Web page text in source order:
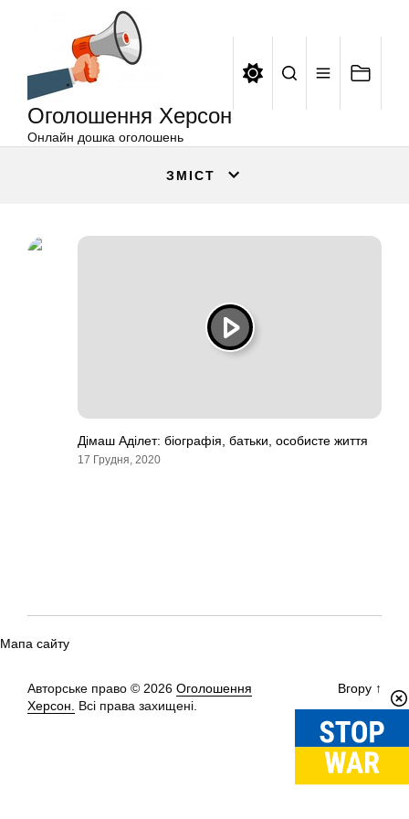
Оголошення Херсон
Онлайн дошка оголошень
ЗМІСТ
Дімаш Аділет: біографія, батьки, особисте життя
17 Грудня, 2020
Мапа сайту
Авторське право © 2026 Оголошення
Херсон.
Всі права захищені.
Вгору ↑